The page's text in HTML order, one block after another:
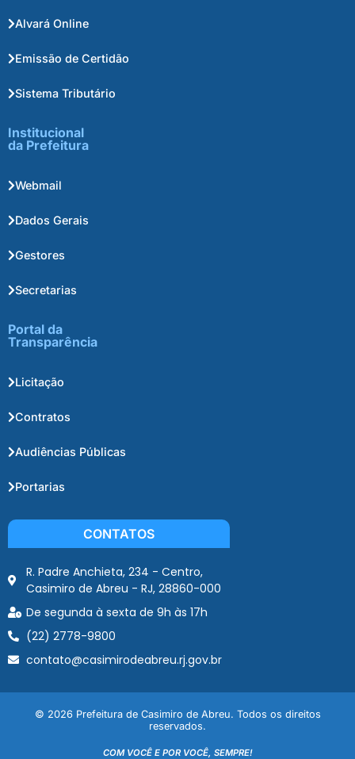
Alvará Online
Emissão de Certidão
Sistema Tributário
Institucional
da Prefeitura
Webmail
Dados Gerais
Gestores
Secretarias
Portal da
Transparência
Licitação
Contratos
Audiências Públicas
Portarias
CONTATOS
R. Padre Anchieta, 234 - Centro,
Casimiro de Abreu - RJ, 28860-000
De segunda à sexta de 9h às 17h
(22) 2778-9800
contato@casimirodeabreu.rj.gov.br
© 2026 Prefeitura de Casimiro de Abreu. Todos os direitos
reservados.
COM VOCÊ E POR VOCÊ, SEMPRE!